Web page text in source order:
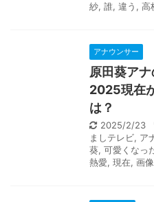
紗, 誰, 違う , 高
アナウンサー
原田葵ア
2025現在
は？
2025/2/23
ましテレビ, ア
葵, 可愛くなっ
熱愛, 現在, 画像